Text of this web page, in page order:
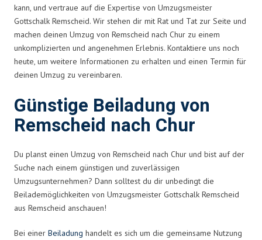
kann, und vertraue auf die Expertise von Umzugsmeister
Gottschalk Remscheid. Wir stehen dir mit Rat und Tat zur Seite und
machen deinen Umzug von Remscheid nach Chur zu einem
unkomplizierten und angenehmen Erlebnis. Kontaktiere uns noch
heute, um weitere Informationen zu erhalten und einen Termin für
deinen Umzug zu vereinbaren.
Günstige Beiladung von
Remscheid nach Chur
Du planst einen Umzug von Remscheid nach Chur und bist auf der
Suche nach einem günstigen und zuverlässigen
Umzugsunternehmen? Dann solltest du dir unbedingt die
Beilademöglichkeiten von Umzugsmeister Gottschalk Remscheid
aus Remscheid anschauen!
Bei einer Beiladung handelt es sich um die gemeinsame Nutzung